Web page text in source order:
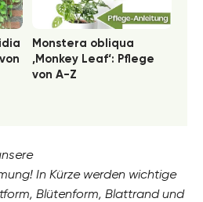
Monstera obliqua
‚Monkey Leaf‘: Pflege
von A-Z
In Kürze werden wichtige
Blütenform, Blattrand und